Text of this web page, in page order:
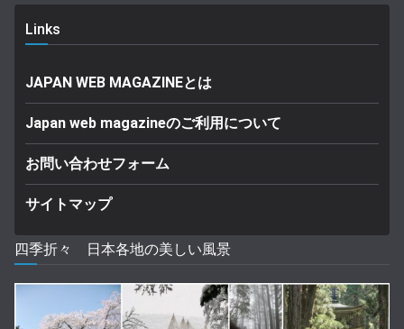
Links
JAPAN WEB MAGAZINEとは
Japan web magazineのご利用について
お問い合わせフォーム
サイトマップ
四季折々 日本各地の美しい風景